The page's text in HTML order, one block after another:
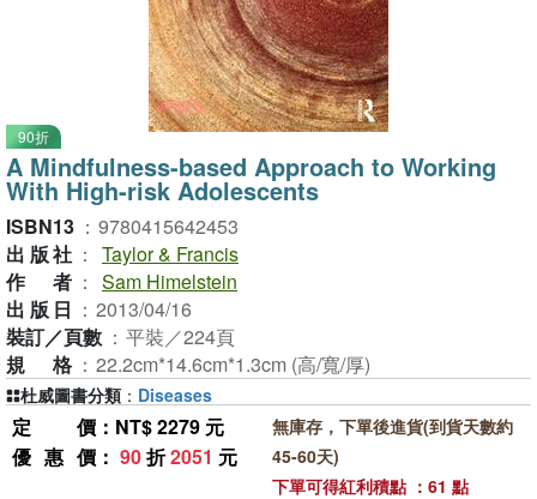
90折
A Mindfulness-based Approach to Working
With High-risk Adolescents
ISBN13 ： 9780415642453
出版社 ： Taylor & Francis
作者 ： Sam Himelstein
出版日 ： 2013/04/16
裝訂／頁數 ： 平裝／224頁
規格 ： 22.2cm*14.6cm*1.3cm (高/寬/厚)
定價 ：NT$ 2279 元
優惠價 ： 90折2051 元
無庫存，下單後進貨(到貨天數約
45-60天)
下單可得紅利積點 ：61 點
杜威圖書分類 ： Diseases